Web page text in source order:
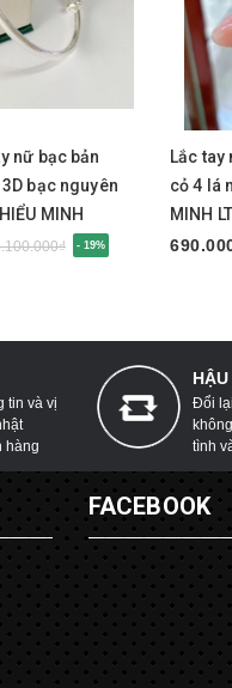
nữ bạc bản
bạc nguyên
MINH
- 19%
Lắc tay
cỏ 4 lá
MINH
tin và vị
hàng
Đổi
tình
FACEBOOK